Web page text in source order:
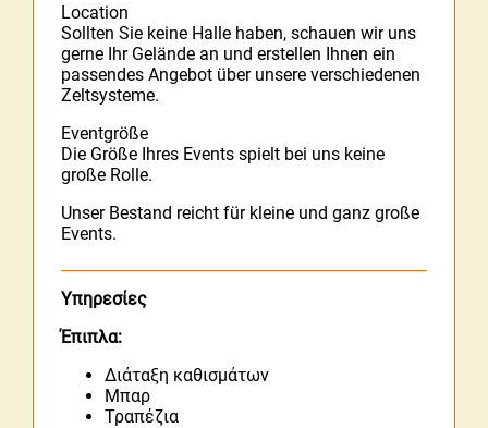
Location
Sollten Sie keine Halle haben, schauen wir uns
gerne Ihr Gelände an und erstellen Ihnen ein
passendes Angebot über unsere verschiedenen
Zeltsysteme.
Eventgröße
Die Größe Ihres Events spielt bei uns keine
große Rolle.
Unser Bestand reicht für kleine und ganz große
Events.
Υπηρεσίες
Έπιπλα:
Διάταξη καθισμάτων
Μπαρ
Τραπέζια